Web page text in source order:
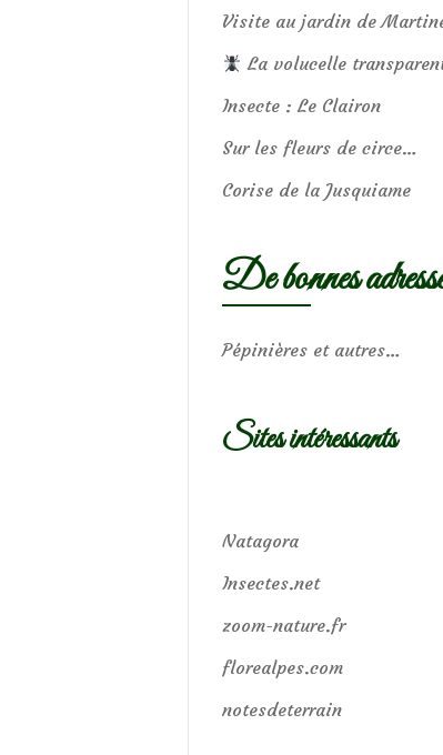
Visite au jardin de
La volucelle
Insecte : Le Clairon
Sur les fleurs de circe…
Corise de la Jusquiame
De bonnes
Pépinières et autres…
Sites intéressants
Natagora
Insectes.net
zoom-nature.fr
florealpes.com
notesdeterrain